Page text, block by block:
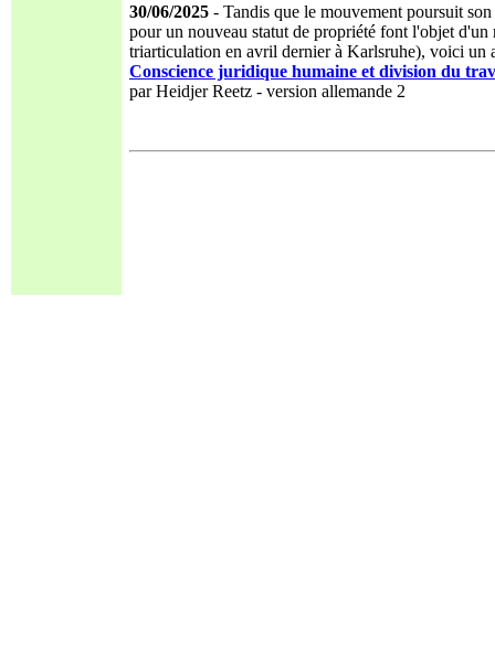
30/06/2025 - Tandis que le mouvement poursuit
pour un nouveau statut de propriété font l'objet d'un
triarticulation en avril dernier à Karlsruhe), voici un
Conscience juridique humaine et division du
par Heidjer Reetz - version allemande 2